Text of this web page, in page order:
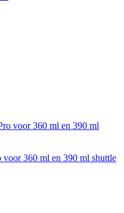
360 ml en 390 ml shuttle